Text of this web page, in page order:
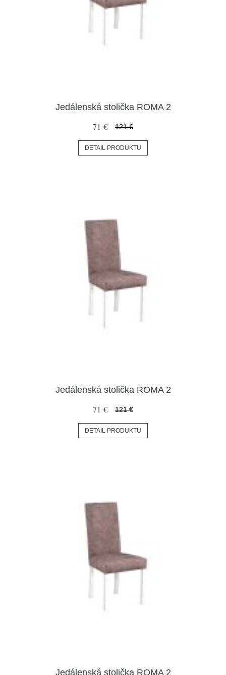
Jedálenská stolička ROMA 2
71 € 121 €
DETAIL PRODUKTU
Jedálenská stolička ROMA 2
71 € 121 €
DETAIL PRODUKTU
Jedálenská stolička ROMA 2